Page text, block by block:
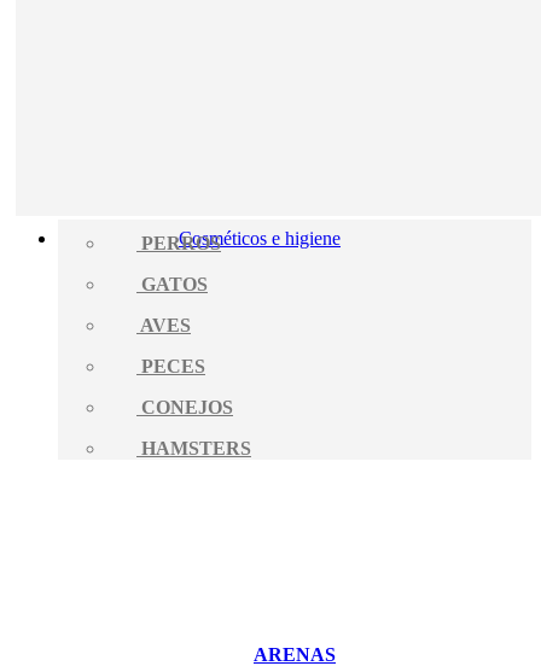
Cosméticos e higiene
PERROS
GATOS
AVES
PECES
CONEJOS
HAMSTERS
ARENAS